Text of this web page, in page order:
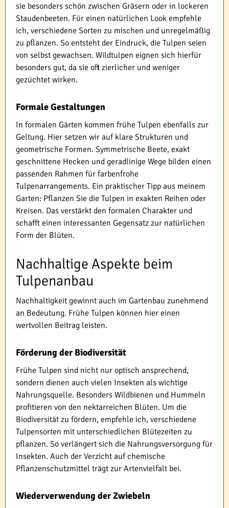
sie besonders schön zwischen Gräsern oder in lockeren
Staudenbeeten. Für einen natürlichen Look empfehle
ich, verschiedene Sorten zu mischen und unregelmäßig
zu pflanzen. So entsteht der Eindruck, die Tulpen seien
von selbst gewachsen. Wildtulpen eignen sich hierfür
besonders gut, da sie oft zierlicher und weniger
gezüchtet wirken.
Formale Gestaltungen
In formalen Gärten kommen frühe Tulpen ebenfalls zur
Geltung. Hier setzen wir auf klare Strukturen und
geometrische Formen. Symmetrische Beete, exakt
geschnittene Hecken und geradlinige Wege bilden einen
passenden Rahmen für farbenfrohe
Tulpenarrangements. Ein praktischer Tipp aus meinem
Garten: Pflanzen Sie die Tulpen in exakten Reihen oder
Kreisen. Das verstärkt den formalen Charakter und
schafft einen interessanten Gegensatz zur natürlichen
Form der Blüten.
Nachhaltige Aspekte beim
Tulpenanbau
Nachhaltigkeit gewinnt auch im Gartenbau zunehmend
an Bedeutung. Frühe Tulpen können hier einen
wertvollen Beitrag leisten.
Förderung der Biodiversität
Frühe Tulpen sind nicht nur optisch ansprechend,
sondern dienen auch vielen Insekten als wichtige
Nahrungsquelle. Besonders Wildbienen und Hummeln
profitieren von den nektarreichen Blüten. Um die
Biodiversität zu fördern, empfehle ich, verschiedene
Tulpensorten mit unterschiedlichen Blütezeiten zu
pflanzen. So verlängert sich die Nahrungsversorgung für
Insekten. Auch der Verzicht auf chemische
Pflanzenschutzmittel trägt zur Artenvielfalt bei.
Wiederverwendung der Zwiebeln